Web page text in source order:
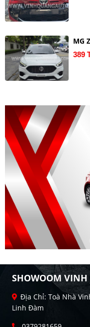
MG
389
SHOWOOM
Địa Chỉ: Toà Nhà
Linh Đàm